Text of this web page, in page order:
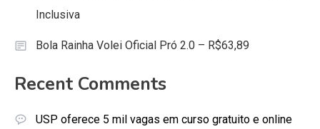
Inclusiva
Bola Rainha Volei Oficial Pró 2.0 – R$63,89
Recent Comments
USP oferece 5 mil vagas em curso gratuito e online